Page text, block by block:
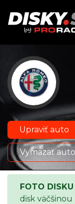
Upraviť auto
Vymazať auto
ALFA ROMEO
16V
FOTO
disk